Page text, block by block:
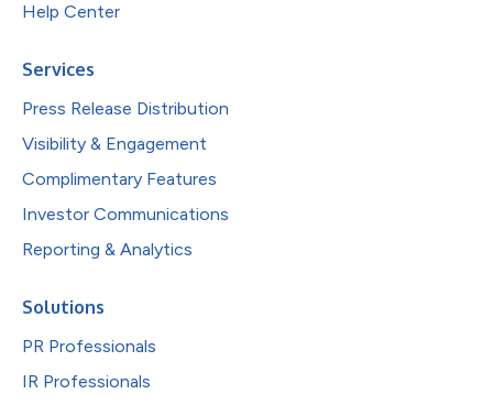
Help Center
Services
Press Release Distribution
Visibility & Engagement
Complimentary Features
Investor Communications
Reporting & Analytics
Solutions
PR Professionals
IR Professionals